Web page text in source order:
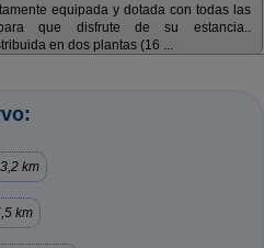
equipada y dotada con todas las
para que disfrute de su estancia..
en dos plantas (16 ...
km
km